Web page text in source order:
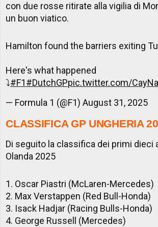
con due rosse ritirate alla vigilia di
un buon viatico.
Hamilton found the barriers exiting
Here's what happened
⤵️#F1#DutchGPpic.twitter.com/
— Formula 1 (@F1)August 31, 2025
CLASSIFICA GP UNGHERIA
Di seguito la classifica dei primi dieci
Olanda 2025
1. Oscar Piastri (McLaren-Mercedes)
2. Max Verstappen (Red Bull-Honda)
3. Isack Hadjar (Racing Bulls-Honda)
4. George Russell (Mercedes)